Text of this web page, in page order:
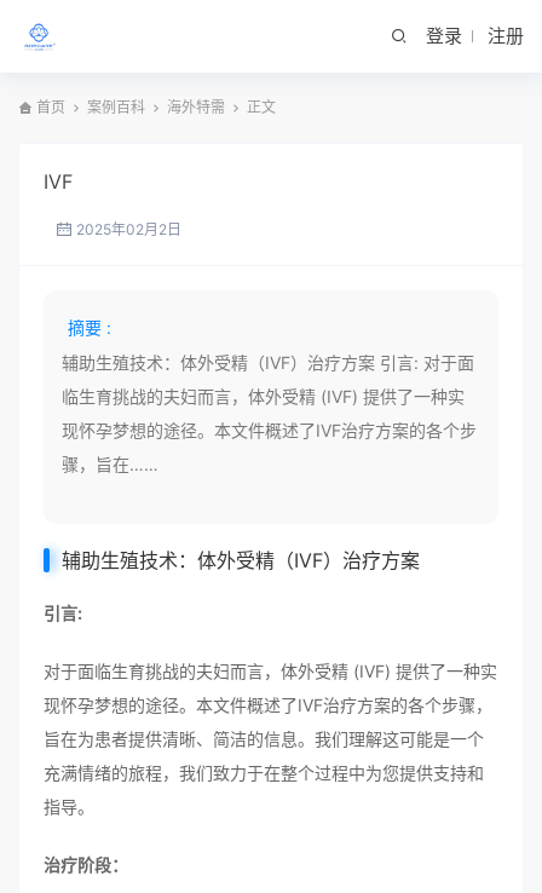
登录 注册
首页 案例百科 海外特需 正文
IVF
2025年02月2日
摘要 :
辅助生殖技术：体外受精（IVF）治疗方案 引言: 对于面
临生育挑战的夫妇而言，体外受精 (IVF) 提供了一种实
现怀孕梦想的途径。本文件概述了IVF治疗方案的各个步
骤，旨在……
辅助生殖技术：体外受精（IVF）治疗方案
引言:
对于面临生育挑战的夫妇而言，体外受精 (IVF) 提供了一种实
现怀孕梦想的途径。本文件概述了IVF治疗方案的各个步骤，
旨在为患者提供清晰、简洁的信息。我们理解这可能是一个
充满情绪的旅程，我们致力于在整个过程中为您提供支持和
指导。
治疗阶段：